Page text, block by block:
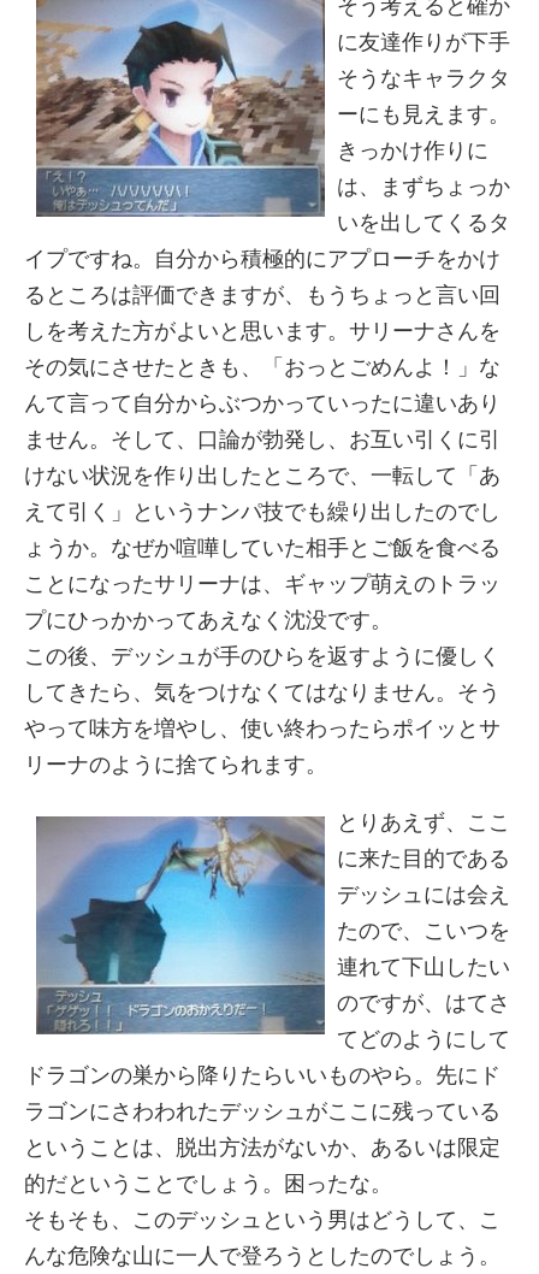
そう考えると確か
に友達作りが下手
そうなキャラクタ
ーにも見えます。
きっかけ作りに
は、まずちょっか
いを出してくるタ
イプですね。自分から積極的にアプローチをかけ
るところは評価できますが、もうちょっと言い回
しを考えた方がよいと思います。サリーナさんを
その気にさせたときも、「おっとごめんよ！」な
んて言って自分からぶつかっていったに違いあり
ません。そして、口論が勃発し、お互い引くに引
けない状況を作り出したところで、一転して「あ
えて引く」というナンパ技でも繰り出したのでし
ょうか。なぜか喧嘩していた相手とご飯を食べる
ことになったサリーナは、ギャップ萌えのトラッ
プにひっかかってあえなく沈没です。
この後、デッシュが手のひらを返すように優しく
してきたら、気をつけなくてはなりません。そう
やって味方を増やし、使い終わったらポイッとサ
リーナのように捨てられます。
とりあえず、ここ
に来た目的である
デッシュには会え
たので、こいつを
連れて下山したい
のですが、はてさ
てどのようにして
ドラゴンの巣から降りたらいいものやら。先にド
ラゴンにさわわれたデッシュがここに残っている
ということは、脱出方法がないか、あるいは限定
的だということでしょう。困ったな。
そもそも、このデッシュという男はどうして、こ
んな危険な山に一人で登ろうとしたのでしょう。